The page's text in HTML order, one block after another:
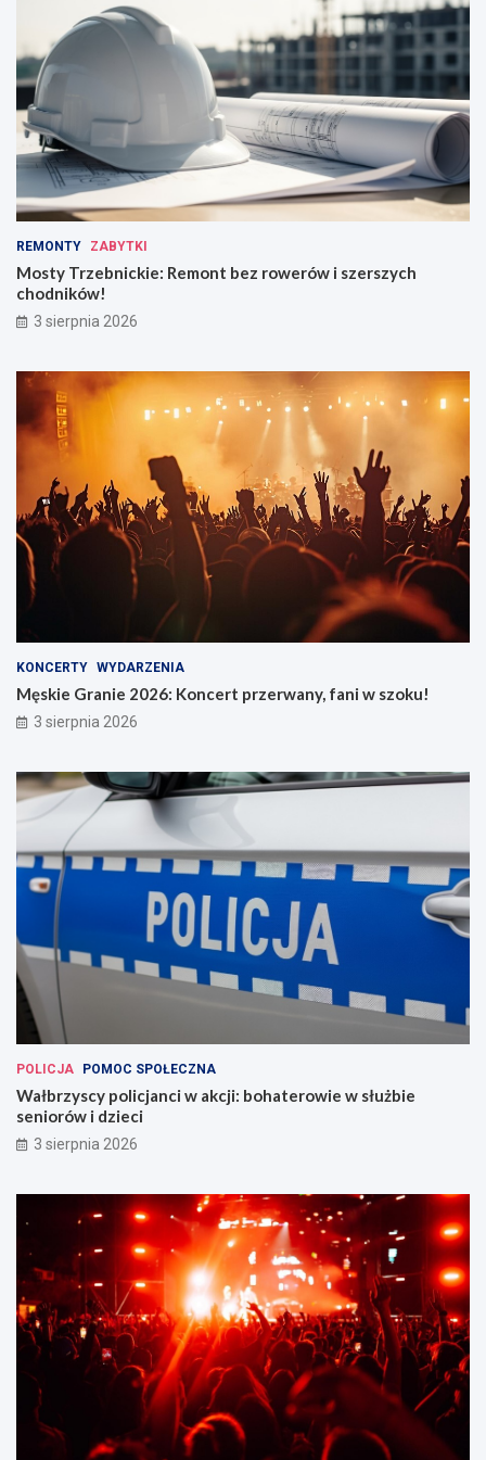
REMONTY ZABYTKI
Mosty Trzebnickie: Remont bez rowerów i szerszych
chodników!
3 sierpnia 2026
KONCERTY WYDARZENIA
Męskie Granie 2026: Koncert przerwany, fani w szoku!
3 sierpnia 2026
POLICJA POMOC SPOŁECZNA
Wałbrzyscy policjanci w akcji: bohaterowie w służbie
seniorów i dzieci
3 sierpnia 2026